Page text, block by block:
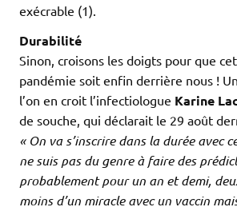
exécrable (1).
Durabilité
Sinon, croisons les doigts pour que
pandémie soit enfin derrière nous !
l’on en croit l’infectiologue Karine
de souche, qui déclarait le 29 août
« On va s’inscrire dans la durée avec
ne suis pas du genre à faire des
probablement pour un an et demi,
moins d’un miracle avec un vaccin